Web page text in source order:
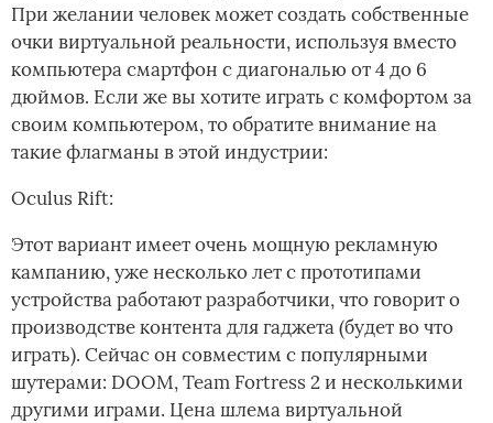
При желании человек может создать собственные
очки виртуальной реальности, используя вместо
компьютера смартфон с диагональю от 4 до 6
дюймов. Если же вы хотите играть с комфортом за
своим компьютером, то обратите внимание на
такие флагманы в этой индустрии:
Oculus Rift:
Этот вариант имеет очень мощную рекламную
кампанию, уже несколько лет с прототипами
устройства работают разработчики, что говорит о
производстве контента для гаджета (будет во что
играть). Сейчас он совместим с популярными
шутерами: DOOM, Team Fortress 2 и несколькими
другими играми. Цена шлема виртуальной